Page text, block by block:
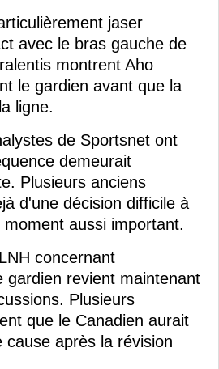
jaser
avec le bras gauche de
montrent Aho
le gardien avant que la
ligne.
de Sportsnet ont
demeurait
Plusieurs anciens
d'une décision difficile à
aussi important.
concernant
gardien revient maintenant
Plusieurs
que le Canadien aurait
cause après la révision